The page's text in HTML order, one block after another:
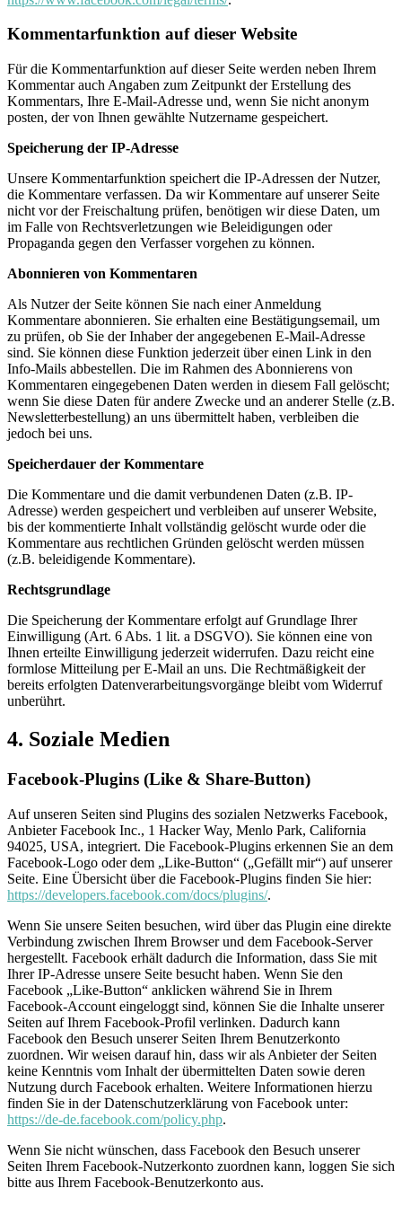
Kommentarfunktion auf dieser Website
Für die Kommentarfunktion auf dieser Seite werden neben Ihrem
Kommentar auch Angaben zum Zeitpunkt der Erstellung des
Kommentars, Ihre E-Mail-Adresse und, wenn Sie nicht anonym
posten, der von Ihnen gewählte Nutzername gespeichert.
Speicherung der IP-Adresse
Unsere Kommentarfunktion speichert die IP-Adressen der Nutzer,
die Kommentare verfassen. Da wir Kommentare auf unserer Seite
nicht vor der Freischaltung prüfen, benötigen wir diese Daten, um
im Falle von Rechtsverletzungen wie Beleidigungen oder
Propaganda gegen den Verfasser vorgehen zu können.
Abonnieren von Kommentaren
Als Nutzer der Seite können Sie nach einer Anmeldung
Kommentare abonnieren. Sie erhalten eine Bestätigungsemail, um
zu prüfen, ob Sie der Inhaber der angegebenen E-Mail-Adresse
sind. Sie können diese Funktion jederzeit über einen Link in den
Info-Mails abbestellen. Die im Rahmen des Abonnierens von
Kommentaren eingegebenen Daten werden in diesem Fall gelöscht;
wenn Sie diese Daten für andere Zwecke und an anderer Stelle (z.B.
Newsletterbestellung) an uns übermittelt haben, verbleiben die
jedoch bei uns.
Speicherdauer der Kommentare
Die Kommentare und die damit verbundenen Daten (z.B. IP-
Adresse) werden gespeichert und verbleiben auf unserer Website,
bis der kommentierte Inhalt vollständig gelöscht wurde oder die
Kommentare aus rechtlichen Gründen gelöscht werden müssen
(z.B. beleidigende Kommentare).
Rechtsgrundlage
Die Speicherung der Kommentare erfolgt auf Grundlage Ihrer
Einwilligung (Art. 6 Abs. 1 lit. a DSGVO). Sie können eine von
Ihnen erteilte Einwilligung jederzeit widerrufen. Dazu reicht eine
formlose Mitteilung per E-Mail an uns. Die Rechtmäßigkeit der
bereits erfolgten Datenverarbeitungsvorgänge bleibt vom Widerruf
unberührt.
4. Soziale Medien
Facebook-Plugins (Like & Share-Button)
Auf unseren Seiten sind Plugins des sozialen Netzwerks Facebook,
Anbieter Facebook Inc., 1 Hacker Way, Menlo Park, California
94025, USA, integriert. Die Facebook-Plugins erkennen Sie an dem
Facebook-Logo oder dem „Like-Button“ („Gefällt mir“) auf unserer
Seite. Eine Übersicht über die Facebook-Plugins finden Sie hier:
https://developers.facebook.com/docs/plugins/.
Wenn Sie unsere Seiten besuchen, wird über das Plugin eine direkte
Verbindung zwischen Ihrem Browser und dem Facebook-Server
hergestellt. Facebook erhält dadurch die Information, dass Sie mit
Ihrer IP-Adresse unsere Seite besucht haben. Wenn Sie den
Facebook „Like-Button“ anklicken während Sie in Ihrem
Facebook-Account eingeloggt sind, können Sie die Inhalte unserer
Seiten auf Ihrem Facebook-Profil verlinken. Dadurch kann
Facebook den Besuch unserer Seiten Ihrem Benutzerkonto
zuordnen. Wir weisen darauf hin, dass wir als Anbieter der Seiten
keine Kenntnis vom Inhalt der übermittelten Daten sowie deren
Nutzung durch Facebook erhalten. Weitere Informationen hierzu
finden Sie in der Datenschutzerklärung von Facebook unter:
https://de-de.facebook.com/policy.php.
Wenn Sie nicht wünschen, dass Facebook den Besuch unserer
Seiten Ihrem Facebook-Nutzerkonto zuordnen kann, loggen Sie sich
bitte aus Ihrem Facebook-Benutzerkonto aus.